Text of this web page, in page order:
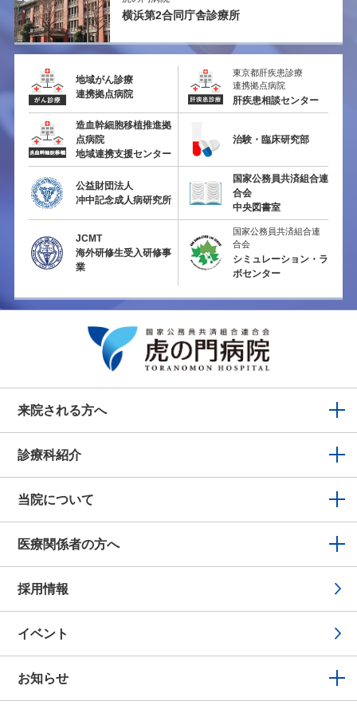
横浜第2合同庁舎診療所
地域がん診療
連携拠点病院
東京都肝疾患診療
連携拠点病院
肝疾患相談センター
造血幹細胞移植推進拠
点病院
地域連携支援センター
治験・臨床研究部
公益財団法人
冲中記念成人病研究所
国家公務員共済組合連
合会
中央図書室
JCMT
海外研修生受入研修事
業
国家公務員共済組合連
合会
シミュレーション・ラ
ボセンター
来院される方へ
診療科紹介
当院について
医療関係者の方へ
採用情報
イベント
お知らせ